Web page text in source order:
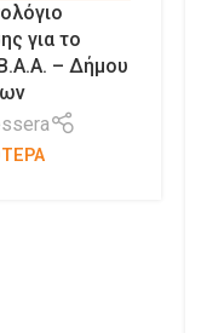
για το
– Δήμου